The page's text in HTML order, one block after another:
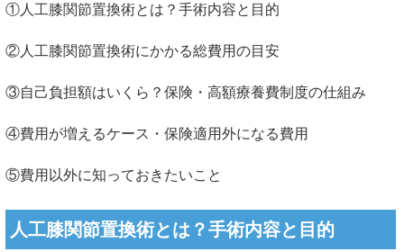
①人工膝関節置換術とは？手術内容と目的
②人工膝関節置換術にかかる総費用の目安
③自己負担額はいくら？保険・高額療養費制度の仕組み
④費用が増えるケース・保険適用外になる費用
⑤費用以外に知っておきたいこと
人工膝関節置換術とは？手術内容と目的